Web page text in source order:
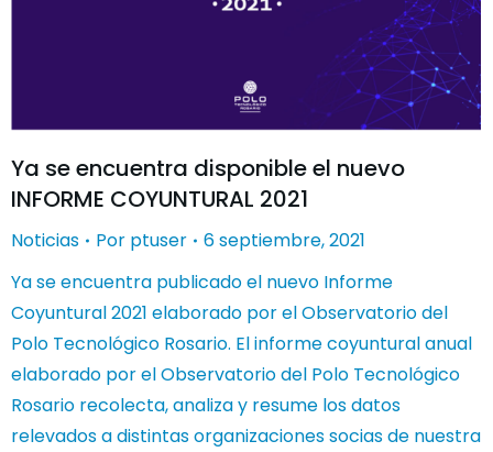
Ya se encuentra disponible el nuevo
INFORME COYUNTURAL 2021
Noticias Por ptuser
6 septiembre, 2021
Ya se encuentra publicado el nuevo Informe
Coyuntural 2021 elaborado por el Observatorio del
Polo Tecnológico Rosario. El informe coyuntural anual
elaborado por el Observatorio del Polo Tecnológico
Rosario recolecta, analiza y resume los datos
relevados a distintas organizaciones socias de nuestra